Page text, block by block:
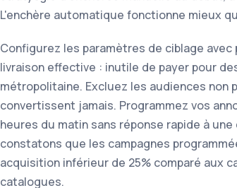
L'enchère automatique fonctionne mieux
Configurez les paramètres de ciblage
livraison effective : inutile de payer pour
métropolitaine. Excluez les audiences
convertissent jamais. Programmez vos
heures du matin sans réponse rapide à
constatons que les campagnes
acquisition inférieur de 25% comparé aux
catalogues.